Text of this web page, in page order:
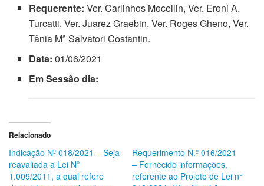
Requerente: Ver. Carlinhos Mocellin, Ver. Eroni A.
Turcatti, Ver. Juarez Graebin, Ver. Roges Gheno, Ver.
Tânia Mª Salvatori Costantin.
Data: 01/06/2021
Em Sessão dia:
Relacionado
Indicação Nº 018/2021 – Seja
reavaliada a Lei Nº
1.009/2011, a qual refere
Requerimento N.º 016/2021
– Fornecido informações,
referente ao Projeto de Lei n°